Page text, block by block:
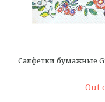
Салфетки бумажные
Out